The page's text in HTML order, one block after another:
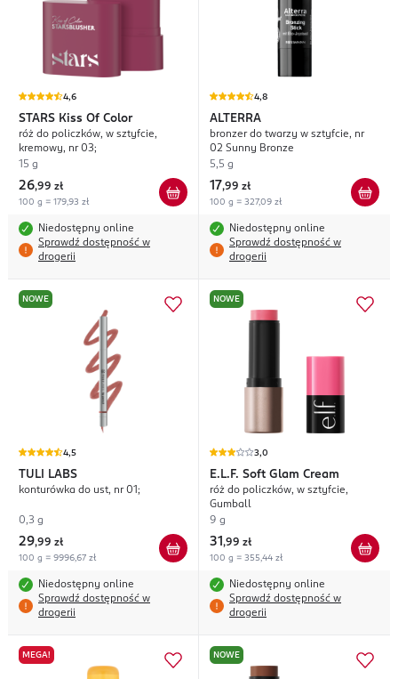
4,6
STARS Kiss Of Color
róż do policzków, w sztyfcie,
kremowy, nr 03;
15 g
26,99 zł
100 g = 179,93 zł
Niedostępny online
Sprawdź dostępność w
drogerii
4,8
ALTERRA
bronzer do twarzy w sztyfcie, nr
02 Sunny Bronze
5,5 g
17,99 zł
100 g = 327,09 zł
Niedostępny online
Sprawdź dostępność w
drogerii
NOWE
4,5
TULI LABS
konturówka do ust, nr 01;
0,3 g
29,99 zł
100 g = 9996,67 zł
Niedostępny online
Sprawdź dostępność w
drogerii
NOWE
3,0
E.L.F. Soft Glam Cream
róż do policzków, w sztyfcie,
Gumball
9 g
31 ,99 zł
100 g = 355,44 zł
Niedostępny online
Sprawdź dostępność w
drogerii
MEGA! NOWE